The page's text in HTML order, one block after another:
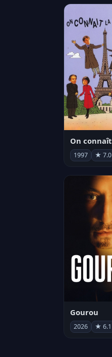
1997 ★ 7.0
Gourou
2026 ★ 6.1